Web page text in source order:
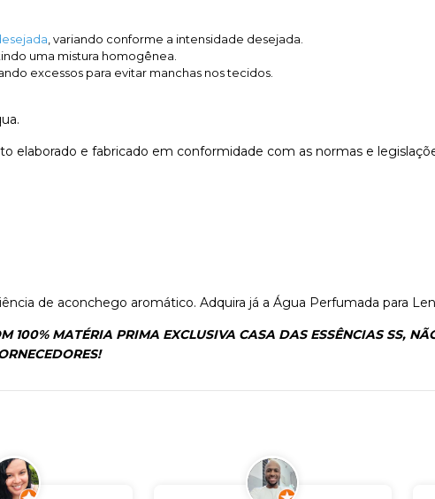
, variando conforme a intensidade desejada.
uma mistura homogênea.
excessos para evitar manchas nos tecidos.
elaborado e fabricado em conformidade com as normas e
de aconchego aromático. Adquira já a Água Perfumada para
100% MATÉRIA PRIMA EXCLUSIVA CASA DAS ESSÊNCIAS SS,